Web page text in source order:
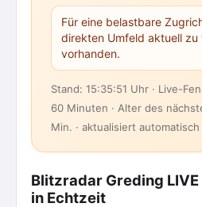
Für eine belastbare
direkten Umfeld aktuell zu
vorhanden.
Stand: 15:35:51 Uhr · Live-
60 Minuten · Alter des
Min. · aktualisiert automatisch
Blitzradar Greding
in Echtzeit